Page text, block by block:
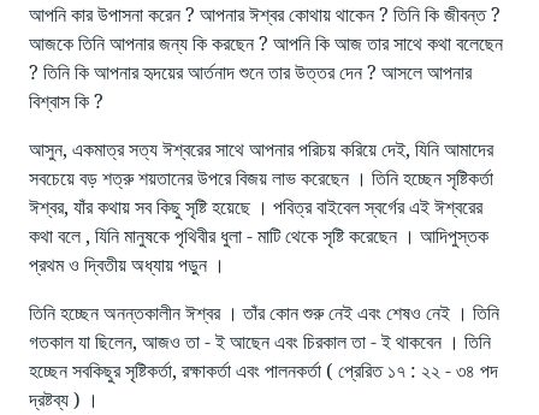
আপনি কার উপাসনা করেন ? আপনার ঈশ্বর কোথায় থাকেন ? তিনি কি জীবন্ত ?
আজকে তিনি আপনার জন্য কি করছেন ? আপনি কি আজ তার সাথে কথা বলেছেন
? তিনি কি আপনার হৃদয়ের আর্তনাদ শুনে তার উত্তর দেন ? আসলে আপনার
বিশ্বাস কি ?
আসুন, একমাত্র সত্য ঈশ্বরের সাথে আপনার পরিচয় করিয়ে দেই, যিনি আমাদের
সবচেয়ে বড় শত্রু শয়তানের উপরে বিজয় লাভ করেছেন । তিনি হচ্ছেন সৃষ্টিকর্তা
ঈশ্বর, যাঁর কথায় সব কিছু সৃষ্টি হয়েছে । পবিত্র বাইবেল স্বর্গের এই ঈশ্বরের
কথা বলে , যিনি মানুষকে পৃথিবীর ধুলা - মাটি থেকে সৃষ্টি করেছেন । আদিপুস্তক
প্রথম ও দ্বিতীয় অধ্যায় পড়ুন ।
তিনি হচ্ছেন অনন্তকালীন ঈশ্বর । তাঁর কোন শুরু নেই এবং শেষও নেই । তিনি
গতকাল যা ছিলেন, আজও তা - ই আছেন এবং চিরকাল তা - ই থাকবেন । তিনি
হচ্ছেন সবকিছুর সৃষ্টিকর্তা, রক্ষাকর্তা এবং পালনকর্তা ( প্রেরিত ১৭ : ২২ - ৩৪ পদ
দ্রষ্টব্য ) ।